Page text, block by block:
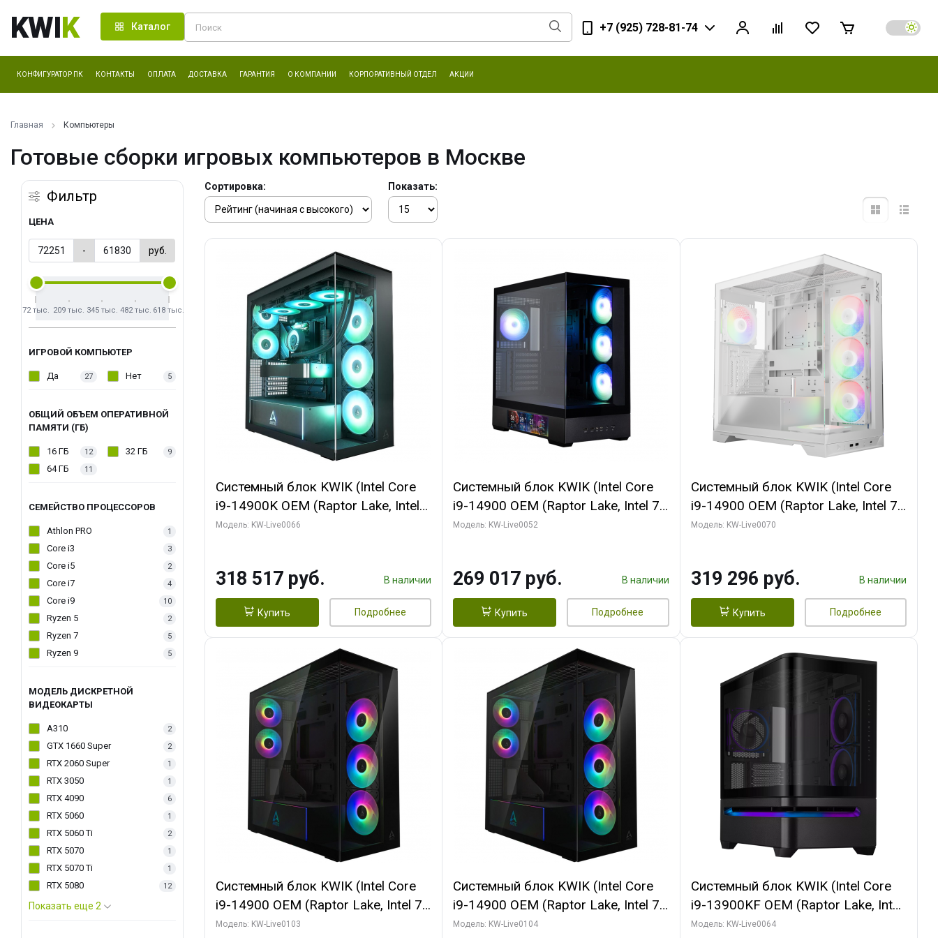
KWIK Каталог +7 (925) 728-81-74
КОНФИГУРАТОР ПК КОНТАКТЫ ОПЛАТА ДОСТАВКА ГАРАНТИЯ О КОМПАНИИ КОРПОРАТИВНЫЙ ОТДЕЛ АКЦИИ
Главная Компьютеры
Готовые сборки игровых компьютеров в Москве
Фильтр
ЦЕНА
- руб.
72 тыс. 209 тыс. 345 тыс. 482 тыс. 618 тыс.
ИГРОВОЙ КОМПЬЮТЕР
Да 27 Нет 5
ОБЩИЙ ОБЪЕМ ОПЕРАТИВНОЙ
ПАМЯТИ (ГБ)
16 ГБ 12 32 ГБ 9
64 ГБ 11
СЕМЕЙСТВО ПРОЦЕССОРОВ
Athlon PRO 1
Core i3 3
Core i5 2
Core i7 4
Core i9 10
Ryzen 5 2
Ryzen 7 5
Ryzen 9 5
МОДЕЛЬ ДИСКРЕТНОЙ
ВИДЕОКАРТЫ
A310 2
GTX 1660 Super 2
RTX 2060 Super 1
RTX 3050 1
RTX 4090 6
RTX 5060 1
RTX 5060 Ti 2
RTX 5070 1
RTX 5070 Ti 1
RTX 5080 12
Показать еще 2
Сортировка: Показать:
Системный блок KWIK (Intel Core
i9-14900K OEM (Raptor Lake, Intel
7, C24 16EC/8PC/ 64 ГБ ОЗУ (2
GDDR7 256bit/ 1 ТБ SSD)
Модель: KW-Live0066
318 517 руб. В наличии
Купить Подробнее
Системный блок KWIK (Intel Core
i9-14900 OEM (Raptor Lake, Intel 7,
C24 16EC/8PC// 64 ГБ ОЗУ (2
256bit 3xDP HD/ 512 ГБ SSD)
Модель: KW-Live0052
269 017 руб. В наличии
Купить Подробнее
Системный блок KWIK (Intel Core
i9-14900 OEM (Raptor Lake, Intel 7,
C24 16EC/8PC// 64 ГБ ОЗУ (2
GDDR7 256bit/ 960 ГБ SSD)
Модель: KW-Live0070
319 296 руб. В наличии
Купить Подробнее
Системный блок KWIK (Intel Core
i9-14900 OEM (Raptor Lake, Intel 7,
C24 16EC/8PC// 64 ГБ ОЗУ (2
Модель: KW-Live0103
Системный блок KWIK (Intel Core
i9-14900 OEM (Raptor Lake, Intel 7,
C24 16EC/8PC// 64 ГБ ОЗУ (2
Модель: KW-Live0104
Системный блок KWIK (Intel Core
i9-13900KF OEM (Raptor Lake, Intel
7, C24 16EC/8P/ 64 ГБ ОЗУ (2
Модель: KW-Live0064